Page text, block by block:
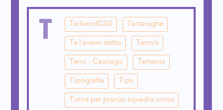
T TailwindCSS Tartarughe
Te l'avevo detto Tennis
Terni - Cavriago Tertenia
Tipografia Tips
Torna per pranzo squadra corse